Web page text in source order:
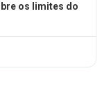
os limites do